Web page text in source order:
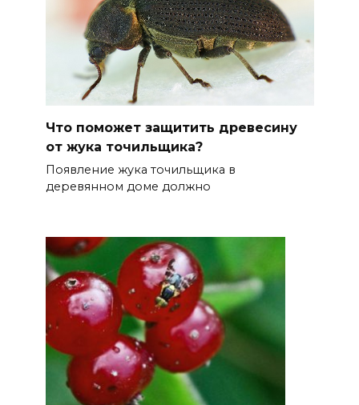
Что поможет защитить древесину
от жука точильщика?
Появление жука точильщика в
деревянном доме должно